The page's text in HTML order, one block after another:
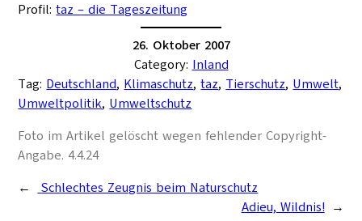
Profil:taz – die Tageszeitung
26. Oktober 2007
Category: Inland
Tag: Deutschland, Klimaschutz, taz, Tierschutz, Umwelt
Umweltpolitik, Umweltschutz
Foto im Artikel gelöscht wegen fehlender Copyright-
Angabe. 4.4.24
←
Schlechtes Zeugnis beim Naturschutz
Adieu, Wildnis! →